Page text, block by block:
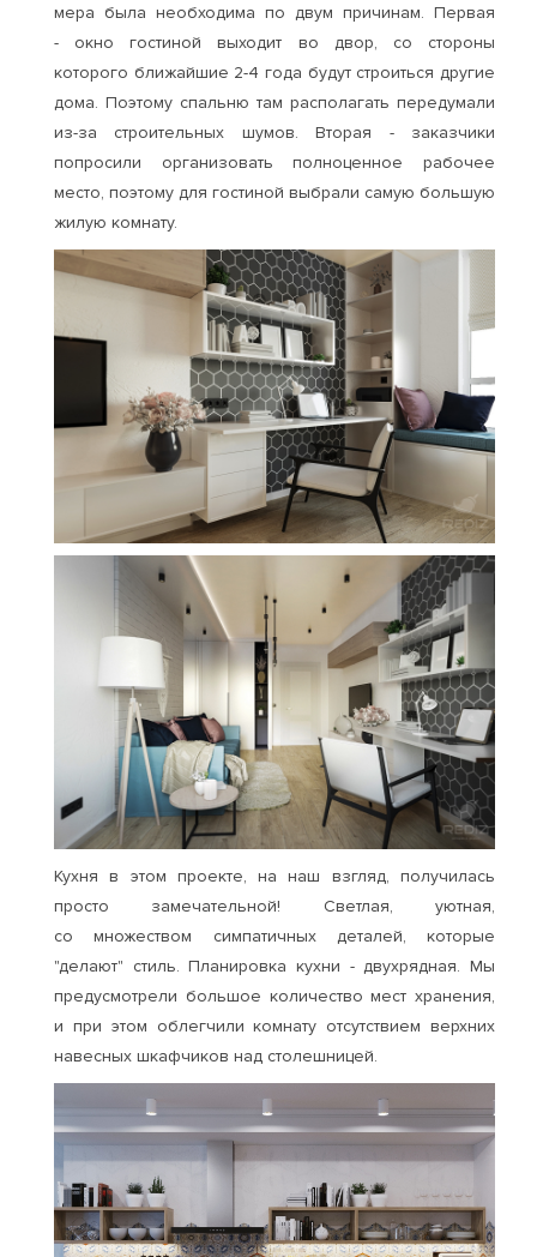
мера была необходима по двум причинам. Первая
- окно гостиной выходит во двор, со стороны
которого ближайшие 2-4 года будут строиться другие
дома. Поэтому спальню там располагать передумали
из-за строительных шумов. Вторая - заказчики
попросили организовать полноценное рабочее
место, поэтому для гостиной выбрали самую большую
жилую комнату.
Кухня в этом проекте, на наш взгляд, получилась
просто замечательной! Светлая, уютная,
со множеством симпатичных деталей, которые
"делают" стиль. Планировка кухни - двухрядная. Мы
предусмотрели большое количество мест хранения,
и при этом облегчили комнату отсутствием верхних
навесных шкафчиков над столешницей.